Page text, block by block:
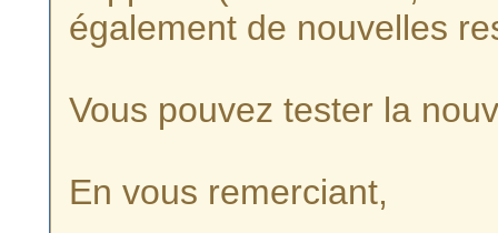
également de nouvelles
Vous pouvez tester la
En vous remerciant,